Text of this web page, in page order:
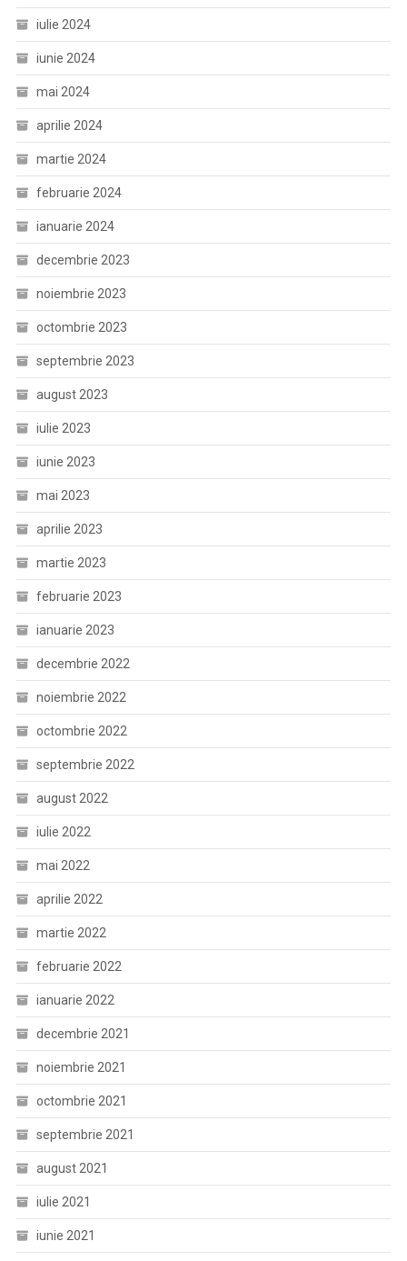
iulie 2024
iunie 2024
mai 2024
aprilie 2024
martie 2024
februarie 2024
ianuarie 2024
decembrie 2023
noiembrie 2023
octombrie 2023
septembrie 2023
august 2023
iulie 2023
iunie 2023
mai 2023
aprilie 2023
martie 2023
februarie 2023
ianuarie 2023
decembrie 2022
noiembrie 2022
octombrie 2022
septembrie 2022
august 2022
iulie 2022
mai 2022
aprilie 2022
martie 2022
februarie 2022
ianuarie 2022
decembrie 2021
noiembrie 2021
octombrie 2021
septembrie 2021
august 2021
iulie 2021
iunie 2021